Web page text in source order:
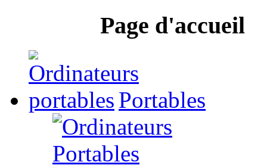
Page d'accueil
Portables